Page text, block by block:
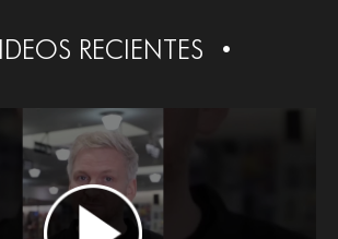
RECIENTES